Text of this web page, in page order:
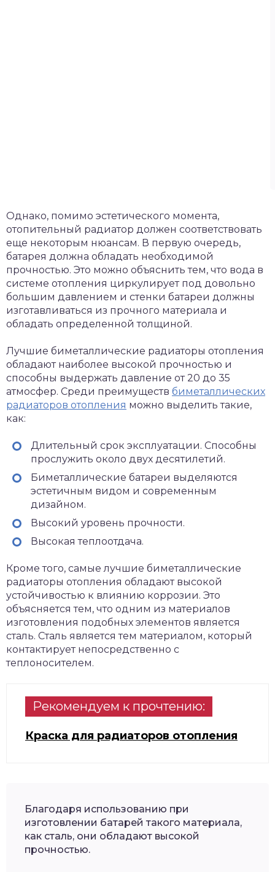
Однако, помимо эстетического момента,
отопительный радиатор должен соответствовать
еще некоторым нюансам. В первую очередь,
батарея должна обладать необходимой
прочностью. Это можно объяснить тем, что вода в
системе отопления циркулирует под довольно
большим давлением и стенки батареи должны
изготавливаться из прочного материала и
обладать определенной толщиной.
Лучшие биметаллические радиаторы отопления
обладают наиболее высокой прочностью и
способны выдержать давление от 20 до 35
атмосфер. Среди преимуществ биметаллических
радиаторов отопления можно выделить такие,
как:
Длительный срок эксплуатации. Способны
прослужить около двух десятилетий.
Биметаллические батареи выделяются
эстетичным видом и современным
дизайном.
Высокий уровень прочности.
Высокая теплоотдача.
Кроме того, самые лучшие биметаллические
радиаторы отопления обладают высокой
устойчивостью к влиянию коррозии. Это
объясняется тем, что одним из материалов
изготовления подобных элементов является
сталь. Сталь является тем материалом, который
контактирует непосредственно с
теплоносителем.
Рекомендуем к прочтению:
Краска для радиаторов отопления
Благодаря использованию при
изготовлении батарей такого материала,
как сталь, они обладают высокой
прочностью.